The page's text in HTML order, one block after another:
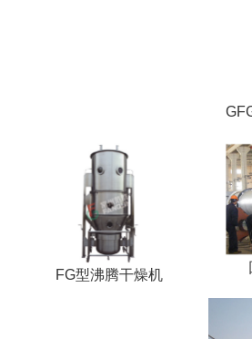
FG型沸腾干燥机